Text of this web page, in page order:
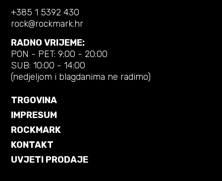
+385 1 5392 430
rock@rockmark.hr
RADNO VRIJEME:
PON - PET: 9:00 - 20:00
SUB: 10:00 - 14:00
(nedjeljom i blagdanima ne radimo)
TRGOVINA
IMPRESUM
ROCKMARK
KONTAKT
UVJETI PRODAJE